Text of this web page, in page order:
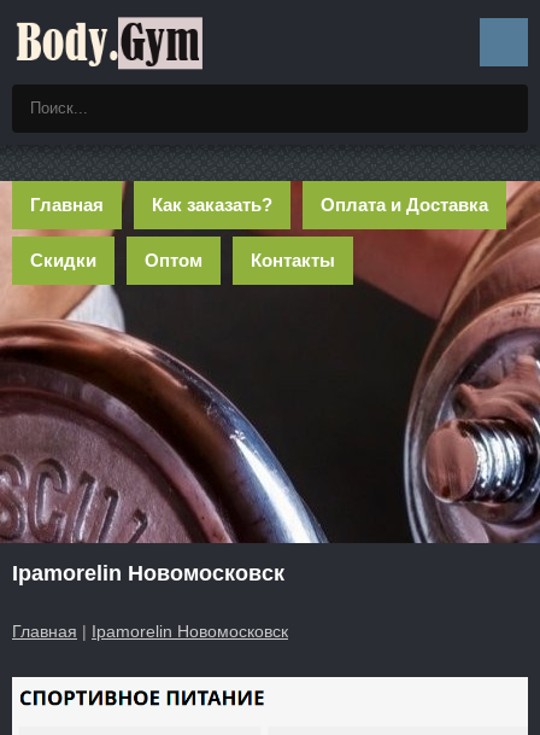
Главная Как заказать? Оплата и Доставка
Скидки Оптом Контакты
Ipamorelin Новомосковск
Главная | Ipamorelin Новомосковск